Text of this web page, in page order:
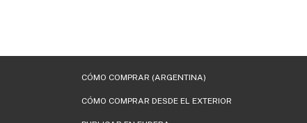
CÓMO COMPRAR (ARGENTINA)
CÓMO COMPRAR DESDE EL EXTERIOR